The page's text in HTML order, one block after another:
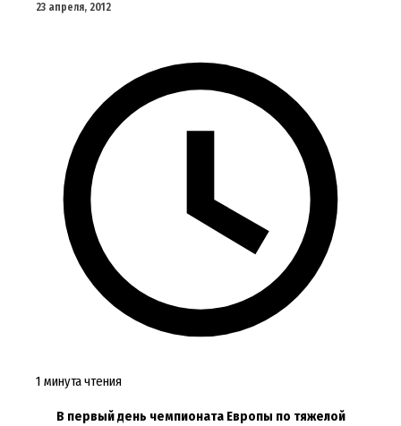
23 апреля, 2012
1 минута чтения
В первый день чемпионата Европы по тяжелой